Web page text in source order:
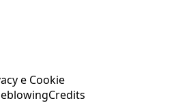
e Cookie
Credits